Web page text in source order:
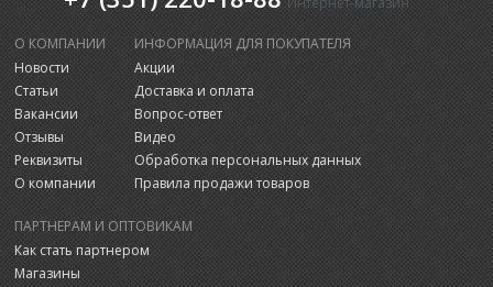
О КОМПАНИИ
Новости
Статьи
Вакансии
Отзывы
Реквизиты
О компании
ИНФОРМАЦИЯ ДЛЯ ПОКУПАТЕЛЯ
Акции
Доставка и оплата
Вопрос-ответ
Видео
Обработка персональных данных
Правила продажи товаров
ПАРТНЕРАМ И ОПТОВИКАМ
Как стать партнером
Магазины